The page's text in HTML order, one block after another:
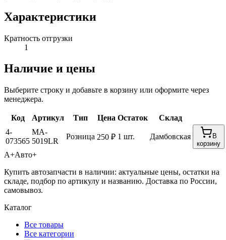
Характеристики
Кратность отгрузки
1
Наличие и цены
Выберите строку и добавьте в корзину или оформите через
менеджера.
Код Артикул Тип Цена Остаток
Склад
4-
073565
MA-
5019LR
Розница 250 ₽ 1 шт. Дамбовская
В
корзину
А+Авто+
Купить автозапчасти в наличии: актуальные цены, остатки на
складе, подбор по артикулу и названию. Доставка по России,
самовывоз.
Каталог
Все товары
Все категории